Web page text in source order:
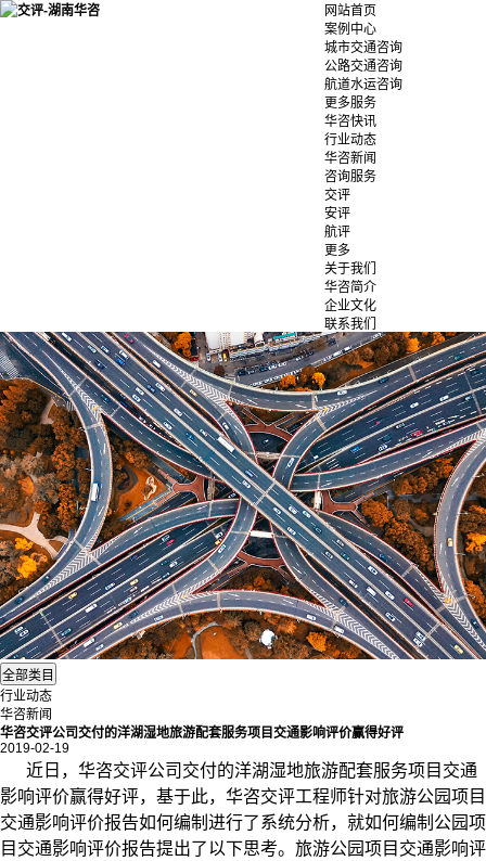
网站首页
案例中心
城市交通咨询
公路交通咨询
航道水运咨询
更多服务
华咨快讯
行业动态
华咨新闻
咨询服务
交评
安评
航评
更多
关于我们
华咨简介
企业文化
联系我们
行业动态
华咨新闻
华咨交评公司交付的洋湖湿地旅游配套服务项目交通影响评价赢得好评
2019-02-19
近日，华咨交评公司交付的洋湖湿地旅游配套服务项目交通
影响评价赢得好评，基于此，华咨交评工程师针对旅游公园项目
交通影响评价报告如何编制进行了系统分析，就如何编制公园项
目交通影响评价报告提出了以下思考。旅游公园项目 交通影响评